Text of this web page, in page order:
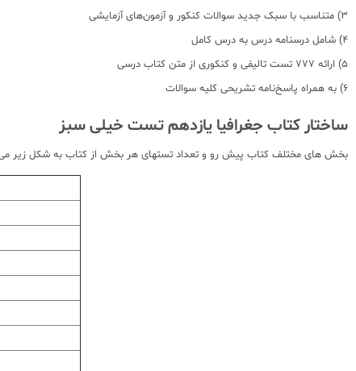
3) متناسب با سبک جدید سوالات کنکور و آزمون‌های آزمایشی
4) شامل درسنامه درس به درس کامل
5) ارائه 777 تست تالیفی و کنکوری از متن کتاب درسی
6) به همراه پاسخ‌نامه تشریحی کلیه سوالات
ساختار کتاب جغرافیا یازدهم تست خیلی سبز
بخش های مختلف کتاب پیش رو و تعداد تستهای هر بخش از کتاب به شکل زیر